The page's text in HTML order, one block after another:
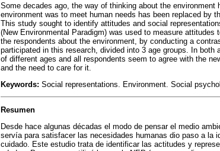
Some decades ago, the way of thinking about the
environment was to meet human needs has been replaced by
This study sought to identify attitudes and social
(New Environmental Paradigm) was used to measure
the respondents about the environment, by conducting a
participated in this research, divided into 3 age groups. In
of different ages and all respondents seem to agree with the
and the need to care for it.
Keywords: Social representations. Environment. Social
Resumen
Desde hace algunas décadas el modo de pensar el medio
servía para satisfacer las necesidades humanas dio paso a la
cuidado. Este estudio trata de identificar las actitudes y